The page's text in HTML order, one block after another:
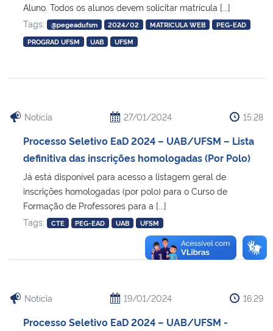
Secretaria-Geral
Secretaria de Governo
Banco Central do Brasil
Aluno. Todos os alunos devem solicitar matrícula [...]
Tags:
@pegeadufsm 2024/02 MATRICULA WEB
PEG-EAD
PROGRAD UFSM
UAB UFSM
Notícia 27/01/2024 15:28
Processo Seletivo EaD 2024 – UAB/UFSM – Lista
definitiva das inscrições homologadas (Por Polo)
Já está disponível para acesso a listagem geral de
inscrições homologadas (por polo) para o Curso de
Formação de Professores para a [...]
Tags:
CTE PEG-EAD UAB UFSM
Notícia 19/01/2024 16:29
Processo Seletivo EaD 2024 – UAB/UFSM -